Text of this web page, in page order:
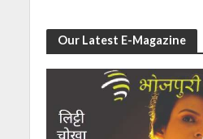
Our Latest E-Magazine